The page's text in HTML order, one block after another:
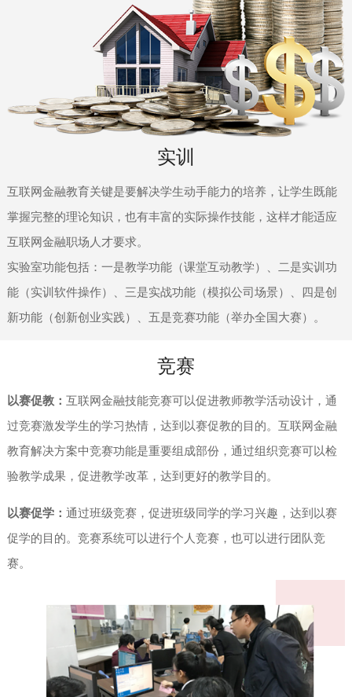
实训
互联网金融教育关键是要解决学生动手能力的培养，让学生既能
掌握完整的理论知识，也有丰富的实际操作技能，这样才能适应
互联网金融职场人才要求。
实验室功能包括：一是教学功能（课堂互动教学）、二是实训功
能（实训软件操作）、三是实战功能（模拟公司场景）、四是创
新功能（创新创业实践）、五是竞赛功能（举办全国大赛）。
竞赛
以赛促教： 互联网金融技能竞赛可以促进教师教学活动设计，通
过竞赛激发学生的学习热情，达到以赛促教的目的。互联网金融
教育解决方案中竞赛功能是重要组成部份，通过组织竞赛可以检
验教学成果，促进教学改革，达到更好的教学目的。
以赛促学： 通过班级竞赛，促进班级同学的学习兴趣，达到以赛
促学的目的。竞赛系统可以进行个人竞赛，也可以进行团队竞
赛。